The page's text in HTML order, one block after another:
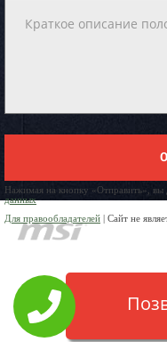
Нажимая на кнопку «Отправить», вы
данных
Для правообладателей | Сайт не